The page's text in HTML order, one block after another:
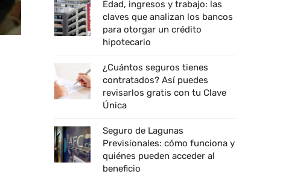
Edad, ingresos y trabajo: las
claves que analizan los bancos
para otorgar un crédito
hipotecario
¿Cuántos seguros tienes
contratados? Así puedes
revisarlos gratis con tu Clave
Única
Seguro de Lagunas
Previsionales: cómo funciona y
quiénes pueden acceder al
beneficio